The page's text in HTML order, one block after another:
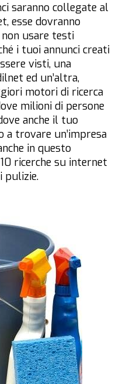
saranno collegate al
esse dovranno
non usare testi
i tuoi annunci creati
visti, una
ed un’altra,
motori di ricerca
milioni di persone
anche il tuo
a trovare un’impresa
in questo
ricerche su internet
pulizie.